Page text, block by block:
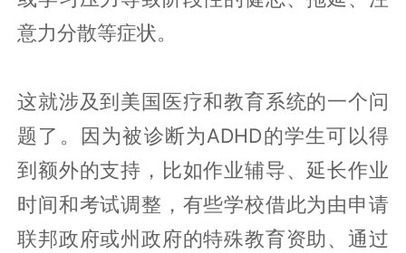
意力分散等症状。
这就涉及到美国医疗和教育系统的一个问
题了。因为被诊断为ADHD的学生可以得
到额外的支持，比如作业辅导、延长作业
时间和考试调整，有些学校借此为由申请
联邦政府或州政府的特殊教育资助、通过